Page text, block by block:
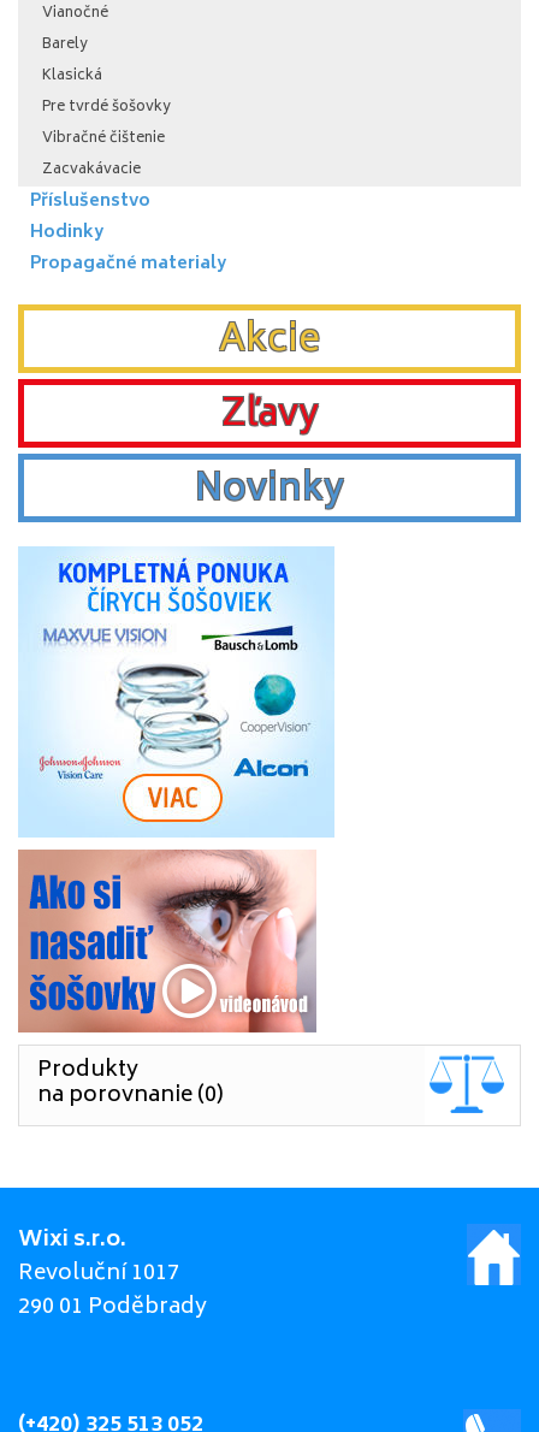
Vianočné
Barely
Klasická
Pre tvrdé šošovky
Vibračné čištenie
Zacvakávacie
Příslušenstvo
Hodinky
Propagačné materialy
Akcie
Zľavy
Novinky
Produkty
na porovnanie (0)
Wixi s.r.o.
Revoluční 1017
290 01 Poděbrady